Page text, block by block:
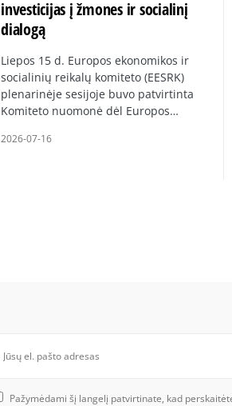
investicijas į žmones ir socialinį
dialogą
Liepos 15 d. Europos ekonomikos ir
socialinių reikalų komiteto (EESRK)
plenarinėje sesijoje buvo patvirtinta
Komiteto nuomonė dėl Europos…
2026-07-16
Pažymėdami šį langelį patvirtinate, kad